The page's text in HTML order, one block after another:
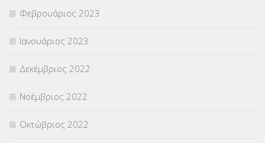
Φεβρουάριος 2023
Ιανουάριος 2023
Δεκέμβριος 2022
Νοέμβριος 2022
Οκτώβριος 2022